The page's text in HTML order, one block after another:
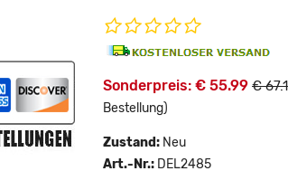
Sonderpreis: € 55.99 €
Bestellung)
Zustand: Neu
Art.-Nr.: DEL2485